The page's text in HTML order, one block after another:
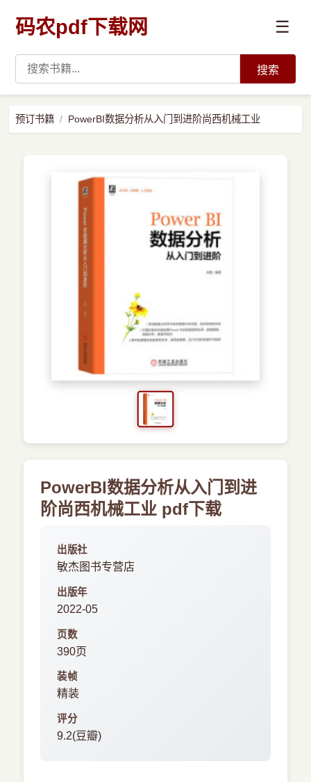
码农pdf下载网 ☰
预订书籍
搜索
预订书籍 PowerBI数据分析从入门到进阶尚西机械工业
PowerBI数据分析从入门到进
阶尚西机械工业 pdf下载
出版社
敏杰图书专营店
出版年
2022-05
页数
390页
装帧
精装
评分
9.2(豆瓣)